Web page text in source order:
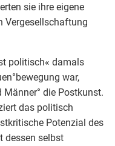
sie ihre eigene
Vergesellschaftung
politisch« damals
war,
die Postkunst.
das politisch
Potenzial des
dessen selbst